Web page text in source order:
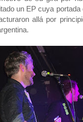
un EP cuya portada
allá por